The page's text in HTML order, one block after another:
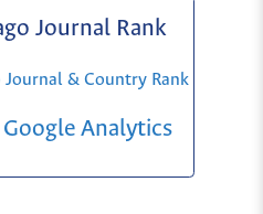
Journal Rank
Analytics